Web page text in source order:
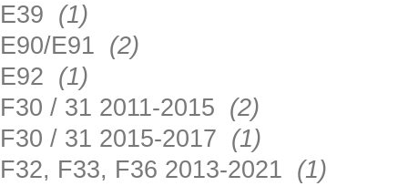
E39 (1)
E90/E91 (2)
E92 (1)
F30 / 31 2011-2015 (2)
F30 / 31 2015-2017 (1)
F32, F33, F36 2013-2021 (1)